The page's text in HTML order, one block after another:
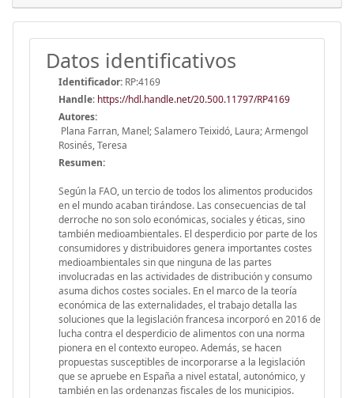
Datos identificativos
Identificador: RP:4169
Handle: https://hdl.handle.net/20.500.11797/RP4169
Autores:
Plana Farran, Manel; Salamero Teixidó, Laura; Armengol
Rosinés, Teresa
Resumen:
Según la FAO, un tercio de todos los alimentos producidos
en el mundo acaban tirándose. Las consecuencias de tal
derroche no son solo económicas, sociales y éticas, sino
también medioambientales. El desperdicio por parte de los
consumidores y distribuidores genera importantes costes
medioambientales sin que ninguna de las partes
involucradas en las actividades de distribución y consumo
asuma dichos costes sociales. En el marco de la teoría
económica de las externalidades, el trabajo detalla las
soluciones que la legislación francesa incorporó en 2016 de
lucha contra el desperdicio de alimentos con una norma
pionera en el contexto europeo. Además, se hacen
propuestas susceptibles de incorporarse a la legislación
que se apruebe en España a nivel estatal, autonómico, y
también en las ordenanzas fiscales de los municipios.